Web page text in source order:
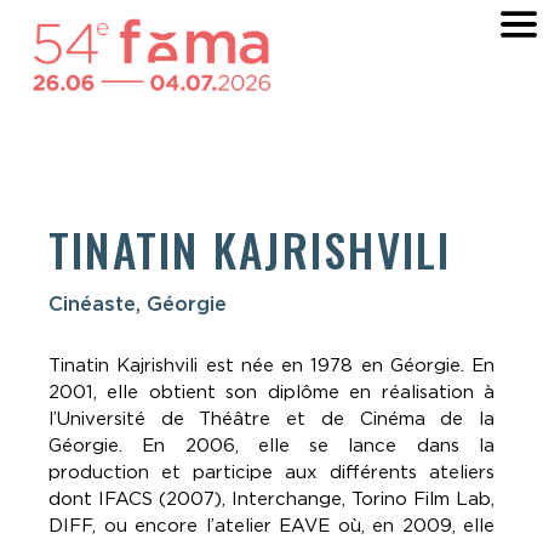
TINATIN KAJRISHVILI
Cinéaste, Géorgie
Tinatin Kajrishvili est née en 1978 en Géorgie. En
2001, elle obtient son diplôme en réalisation à
l’Université de Théâtre et de Cinéma de la
Géorgie. En 2006, elle se lance dans la
production et participe aux différents ateliers
dont IFACS (2007), Interchange, Torino Film Lab,
DIFF, ou encore l’atelier EAVE où, en 2009, elle